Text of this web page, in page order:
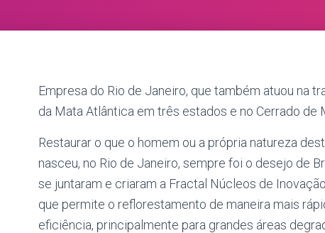
Empresa do Rio de Janeiro, que também atuou na
da Mata Atlântica em três estados e no Cerrado de
Restaurar o que o homem ou a própria natureza
nasceu, no Rio de Janeiro, sempre foi o desejo de
se juntaram e criaram a Fractal Núcleos de
que permite o reflorestamento de maneira mais
eficiência, principalmente para grandes áreas